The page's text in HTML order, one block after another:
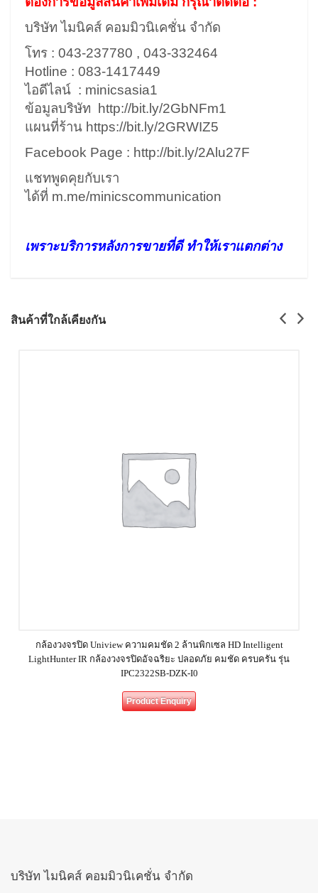
บริษัท ไมนิคส์ คอมมิวนิเคชั่น จำกัด
โทร : 043-237780 , 043-332464
Hotline : 083-1417449
ไอดีไลน์ : minicsasia1
ข้อมูลบริษัท
http://bit.ly/2GbNFm1
แผนที่ร้าน https://bit.ly/2GRWIZ5
Facebook Page : http://bit.ly/2Alu27F
แชทพูดคุยกับเรา
ได้ที่ m.me/minicscommunication
เพราะบริการหลังการขายที่ดี ทำให้เราแตกต่าง
สินค้าที่ใกล้เคียงกัน
กล้องวงจรปิด Uniview ความคมชัด 2 ล้านพิกเซล HD Intelligent
LightHunter IR กล้องวงจรปิดอัจฉริยะ ปลอดภัย คมชัด ครบครัน รุ่น
IPC2322SB-DZK-I0
Product Enquiry
บริษัท ไมนิคส์ คอมมิวนิเคชั่น จำกัด